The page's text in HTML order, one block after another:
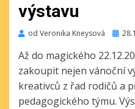
výstavu
od Veronika Kneysová
Až do magického
zakoupit nejen vánoční
kreativců z řad rodičů a
pedagogického týmu.